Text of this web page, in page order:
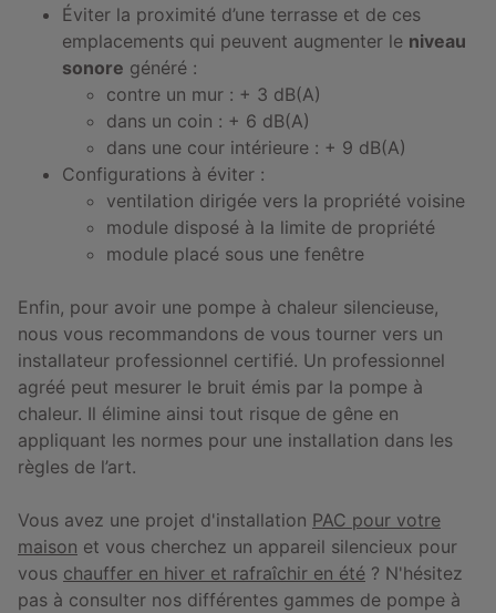
Éviter la proximité d’une terrasse et de ces
emplacements qui peuvent augmenter le niveau
sonore généré :
contre un mur : + 3 dB(A)
dans un coin : + 6 dB(A)
dans une cour intérieure : + 9 dB(A)
Configurations à éviter :
ventilation dirigée vers la propriété voisine
module disposé à la limite de propriété
module placé sous une fenêtre
Enfin, pour avoir une pompe à chaleur silencieuse,
nous vous recommandons de vous tourner vers un
installateur professionnel certifié. Un professionnel
agréé peut mesurer le bruit émis par la pompe à
chaleur. Il élimine ainsi tout risque de gêne en
appliquant les normes pour une installation dans les
règles de l’art.
Vous avez une projet d'installation PAC pour votre
maison et vous cherchez un appareil silencieux pour
vous chauffer en hiver et rafraîchir en été ? N'hésitez
pas à consulter nos différentes gammes de pompe à